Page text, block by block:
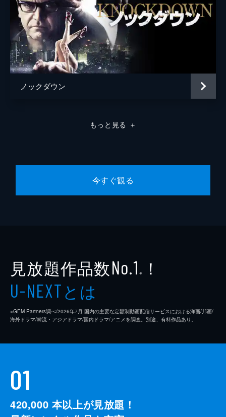
ノックダウン
もっと見る ＋
今すぐ観る
見放題作品数No.1 ※ ！
U-NEXTとは
※GEM Partners調べ/2026年7⽉ 国内の主要な定額制動画配信サービスにおける洋画/邦画/
海外ドラマ/韓流・アジアドラマ/国内ドラマ/アニメを調査。別途、有料作品あり。
01
420,000 本以上が見放題！